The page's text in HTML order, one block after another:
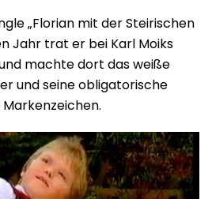
„Florian mit der Steirischen
Jahr trat er bei Karl Moiks
machte dort das weiße
und seine obligatorische